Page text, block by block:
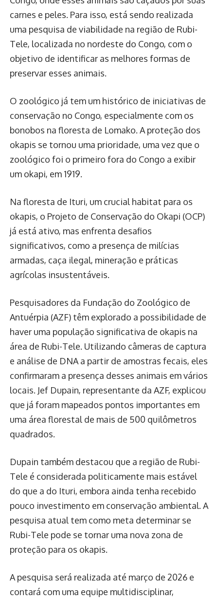
carnes e peles. Para isso, está sendo realizada
uma pesquisa de viabilidade na região de Rubi-
Tele, localizada no nordeste do Congo, com o
objetivo de identificar as melhores formas de
preservar esses animais.
O zoológico já tem um histórico de iniciativas de
conservação no Congo, especialmente com os
bonobos na floresta de Lomako. A proteção dos
okapis se tornou uma prioridade, uma vez que o
zoológico foi o primeiro fora do Congo a exibir
um okapi, em 1919.
Na floresta de Ituri, um crucial habitat para os
okapis, o Projeto de Conservação do Okapi (OCP)
já está ativo, mas enfrenta desafios
significativos, como a presença de milícias
armadas, caça ilegal, mineração e práticas
agrícolas insustentáveis.
Pesquisadores da Fundação do Zoológico de
Antuérpia (AZF) têm explorado a possibilidade de
haver uma população significativa de okapis na
área de Rubi-Tele. Utilizando câmeras de captura
e análise de DNA a partir de amostras fecais, eles
confirmaram a presença desses animais em vários
locais. Jef Dupain, representante da AZF, explicou
que já foram mapeados pontos importantes em
uma área florestal de mais de 500 quilômetros
quadrados.
Dupain também destacou que a região de Rubi-
Tele é considerada politicamente mais estável
do que a do Ituri, embora ainda tenha recebido
pouco investimento em conservação ambiental. A
pesquisa atual tem como meta determinar se
Rubi-Tele pode se tornar uma nova zona de
proteção para os okapis.
A pesquisa será realizada até março de 2026 e
contará com uma equipe multidisciplinar,